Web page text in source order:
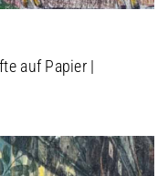
auf Papier |